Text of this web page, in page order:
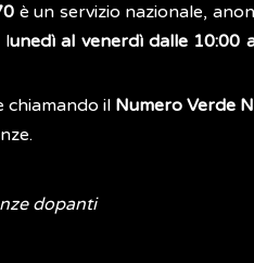
è un servizio nazionale,
lunedì al venerdì dalle 10:00
chiamando il Numero Verde
dopanti